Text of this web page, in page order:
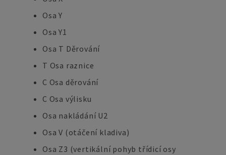
Osa Y
Osa Y1
Osa T Děrování
T Osa raznice
C Osa děrování
C Osa výlisku
Osa nakládání U2
Osa V (otáčení kladiva)
Osa Z3 (vertikální pohyb třídicí osy